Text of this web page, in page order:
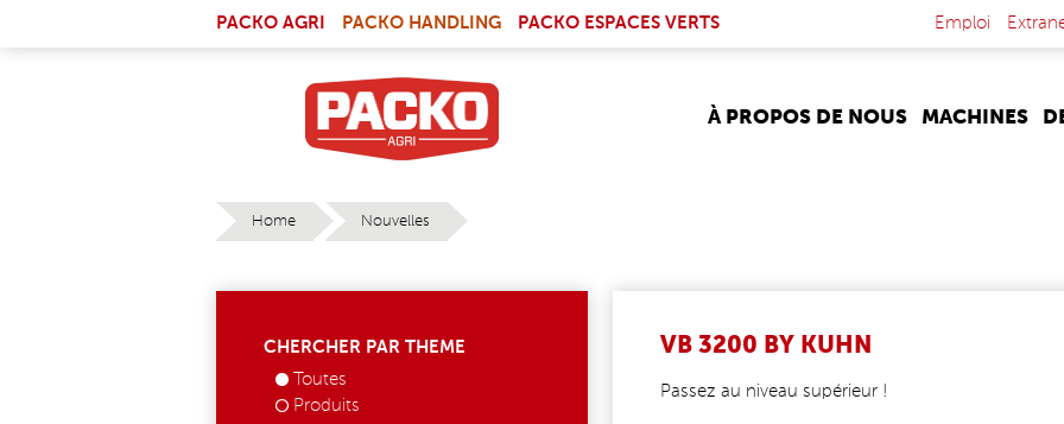
PACKO AGRI
PACKO HANDLING PACKO ESPACES VERTS Emploi
À PROPOS DE NOUS MACHINES
Home Nouvelles
CHERCHER PAR THEME
Toutes
Produits
VB 3200 BY KUHN
Passez au niveau supérieur !